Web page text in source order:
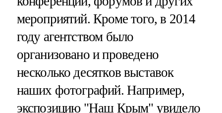
мероприятий. Кроме того, в 2014
году агентством было
организовано и проведено
несколько десятков выставок
наших фотографий. Например,
экспозицию "Наш Крым" увидело